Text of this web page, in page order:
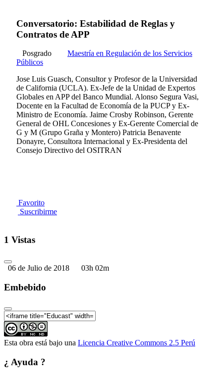
Conversatorio: Estabilidad de Reglas y
Contratos de APP
Posgrado
Maestría en Regulación de los Servicios
Públicos
Jose Luis Guasch, Consultor y Profesor de la Universidad
de California (UCLA). Ex-Jefe de la Unidad de Expertos
Globales en APP del Banco Mundial. Alonso Segura Vasi,
Docente en la Facultad de Economía de la PUCP y Ex-
Ministro de Economía. Jaime Crosby Robinson, Gerente
General de OHL Concesiones y Ex-Gerente Comercial de
G y M (Grupo Graña y Montero) Patricia Benavente
Donayre, Consultora Internacional y Ex-Presidenta del
Consejo Directivo del OSITRAN
Favorito
Suscribirme
1 Vistas
06 de Julio de 2018 03h 02m
Embebido
Esta obra está bajo una Licencia Creative Commons 2.5 Perú
¿ Ayuda ?